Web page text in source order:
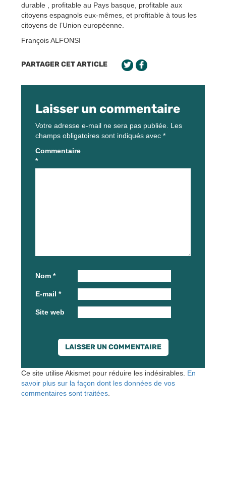
durable , profitable au Pays basque, profitable aux
citoyens espagnols eux-mêmes, et profitable à tous les
citoyens de l’Union européenne.
François ALFONSI
PARTAGER CET ARTICLE
Laisser un commentaire
Votre adresse e-mail ne sera pas publiée. Les
champs obligatoires sont indiqués avec *
Commentaire
*
Nom *
E-mail *
Site web
Ce site utilise Akismet pour réduire les indésirables. En
savoir plus sur la façon dont les données de vos
commentaires sont traitées